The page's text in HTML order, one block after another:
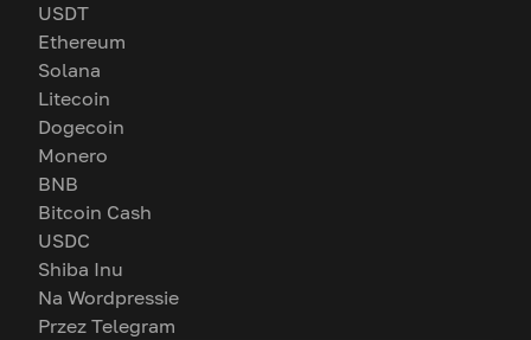
USDT
Ethereum
Solana
Litecoin
Dogecoin
Monero
BNB
Bitcoin Cash
USDC
Shiba Inu
Na Wordpressie
Przez Telegram